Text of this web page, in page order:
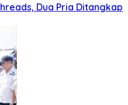
Dua Pria Ditangkap